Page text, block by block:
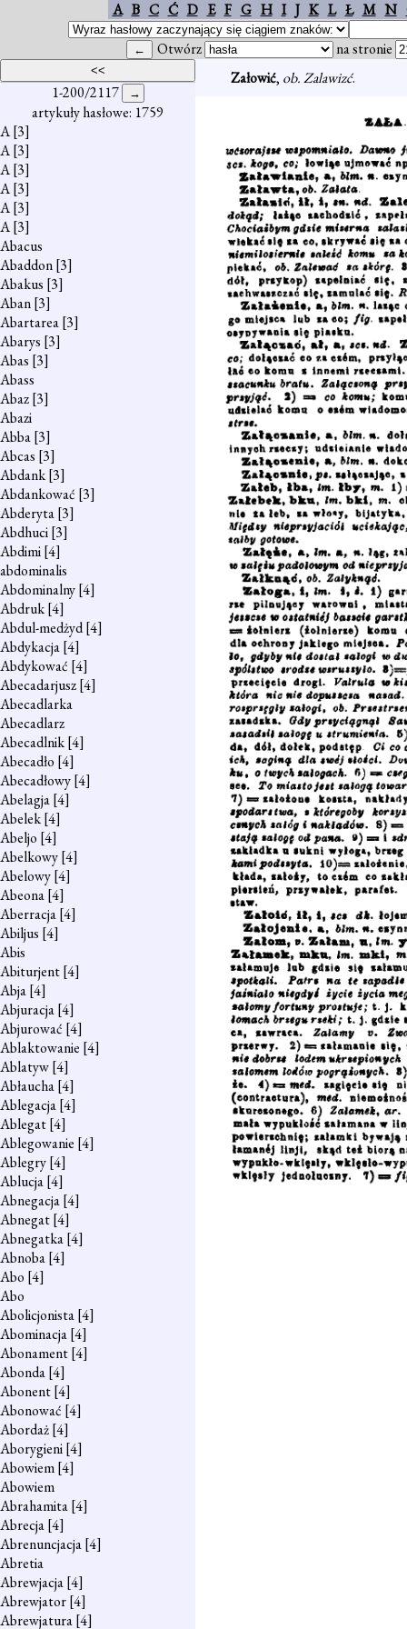
A B C Ć D E F G H I J K L Ł M N
Otwórz na stronie
1-200/2117
artykuły hasłowe: 1759
A[3]
A[3]
A[3]
A[3]
A[3]
A[3]
Abacus
Abaddon[3]
Abakus [3]
Aban[3]
Abartarea[3]
Abarys [3]
Abas [3]
Abass
Abaz[3]
Abazi
Abba[3]
Abcas [3]
Abdank[3]
Abdankować [3]
Abderyta[3]
Abdhuci[3]
Abdimi[4]
abdominalis
Abdominalny[4]
Abdruk[4]
Abdul-medżyd[4]
Abdykacja[4]
Abdykować [4]
Abecadarjusz[4]
Abecadlarka
Abecadlarz
Abecadlnik[4]
Abecadło [4]
Abecadłowy[4]
Abelagja[4]
Abelek[4]
Abeljo [4]
Abelkowy[4]
Abelowy[4]
Abeona[4]
Aberracja[4]
Abiljus [4]
Abis
Abiturjent[4]
Abja[4]
Abjuracja[4]
Abjurować [4]
Ablaktowanie [4]
Ablatyw[4]
Abłaucha[4]
Ablegacja[4]
Ablegat[4]
Ablegowanie [4]
Ablegry[4]
Ablucja[4]
Abnegacja[4]
Abnegat[4]
Abnegatka[4]
Abnoba[4]
Abo [4]
Abo
Abolicjonista[4]
Abominacja[4]
Abonament[4]
Abonda[4]
Abonent[4]
Abonować [4]
Abordaż[4]
Aborygieni[4]
Abowiem[4]
Abowiem
Abrahamita[4]
Abrecja[4]
Abrenuncjacja[4]
Abretia
Abrewjacja[4]
Abrewjator[4]
Abrewjatura[4]
Załowić, ob. Zalawizć.